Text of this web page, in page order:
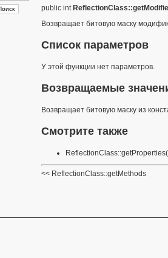
public int
Возвращает битовую маску
Список параметров
У этой функции нет параметров.
Возвращаемые
Возвращает битовую маску из
Смотрите также
ReflectionClass::getMethods